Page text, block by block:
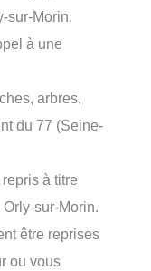
sur-Morin,
à une
arbres,
du 77 (Seine-
à titre
sur-Morin.
être reprises
ou vous